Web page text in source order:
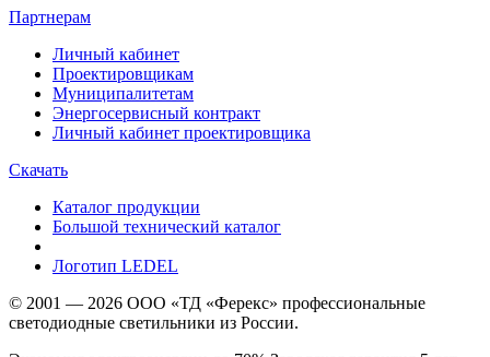
Партнерам
Личный кабинет
Проектировщикам
Муниципалитетам
Энергосервисный контракт
Личный кабинет проектировщика
Скачать
Каталог продукции
Большой технический каталог
Логотип LEDEL
© 2001 — 2026 ООО «ТД «Ферекс» профессиональные
светодиодные светильники из России.